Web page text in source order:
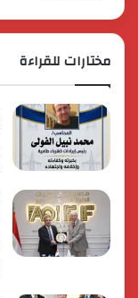
مختارات للقراءة